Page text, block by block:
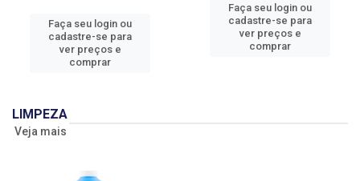
Faça seu login ou
cadastre-se para
ver preços e
comprar
Faça seu login ou
cadastre-se para
ver preços e
comprar
LIMPEZA
Veja mais